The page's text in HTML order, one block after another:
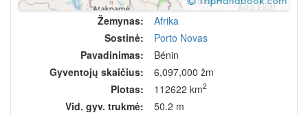
Žemynas:
Afrika
Sostinė:
Porto Novas
Pavadinimas:
Bénin
Gyventojų skaičius:
6,097,000 žm
Plotas:
112622 km2
Vid. gyv. trukmė:
50.2 m